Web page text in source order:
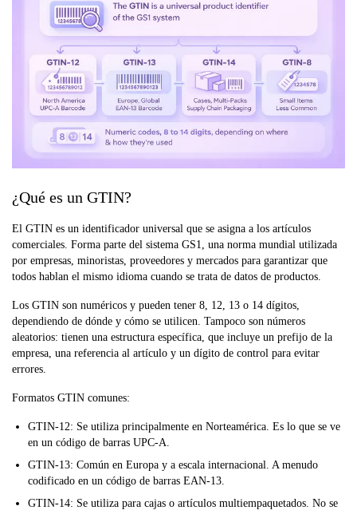
¿Qué es un GTIN?
El GTIN es un identificador universal que se asigna a los artículos
comerciales. Forma parte del sistema GS1, una norma mundial utilizada
por empresas, minoristas, proveedores y mercados para garantizar que
todos hablan el mismo idioma cuando se trata de datos de productos.
Los GTIN son numéricos y pueden tener 8, 12, 13 o 14 dígitos,
dependiendo de dónde y cómo se utilicen. Tampoco son números
aleatorios: tienen una estructura específica, que incluye un prefijo de la
empresa, una referencia al artículo y un dígito de control para evitar
errores.
Formatos GTIN comunes:
GTIN-12: Se utiliza principalmente en Norteamérica. Es lo que se ve
en un código de barras UPC-A.
GTIN-13: Común en Europa y a escala internacional. A menudo
codificado en un código de barras EAN-13.
GTIN-14: Se utiliza para cajas o artículos multiempaquetados. No se